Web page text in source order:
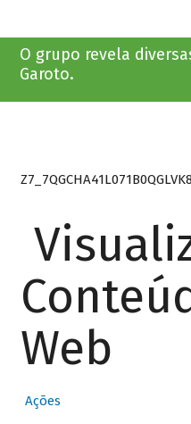
O grupo revela
Garoto.
Web
Ações